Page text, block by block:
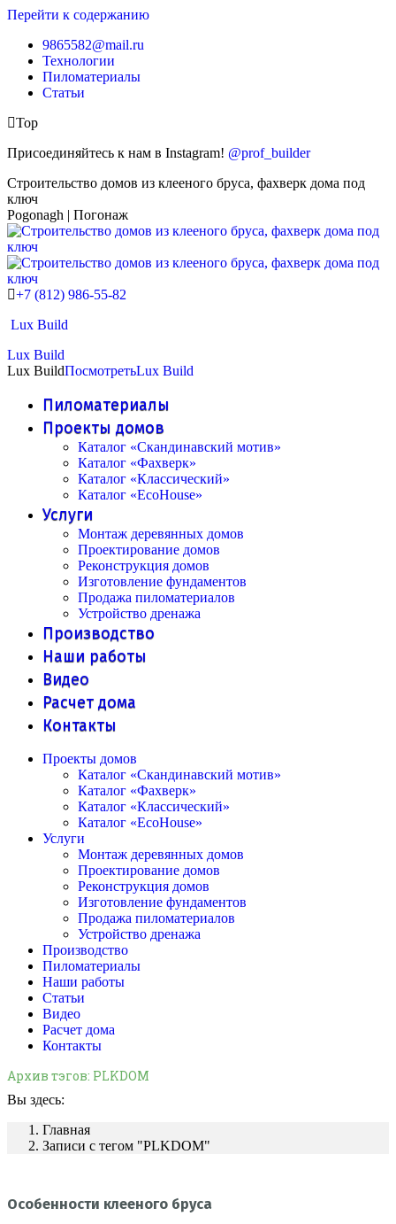
Перейти к содержанию
9865582@mail.ru
Технологии
Пиломатериалы
Статьи
Top
Присоединяйтесь к нам в Instagram! @prof_builder
Строительство домов из клееного бруса, фахверк дома под
ключ
Pogonagh | Погонаж
+7 (812) 986-55-82
Lux Build
Lux Build
Lux BuildПосмотретьLux Build
Пиломатериалы
Проекты домов
Каталог «Скандинавский мотив»
Каталог «Фахверк»
Каталог «Классический»
Каталог «EcoHouse»
Услуги
Монтаж деревянных домов
Проектирование домов
Реконструкция домов
Изготовление фундаментов
Продажа пиломатериалов
Устройство дренажа
Производство
Наши работы
Видео
Расчет дома
Контакты
Проекты домов
Каталог «Скандинавский мотив»
Каталог «Фахверк»
Каталог «Классический»
Каталог «EcoHouse»
Услуги
Монтаж деревянных домов
Проектирование домов
Реконструкция домов
Изготовление фундаментов
Продажа пиломатериалов
Устройство дренажа
Производство
Пиломатериалы
Наши работы
Статьи
Видео
Расчет дома
Контакты
Архив тэгов: PLKDOM
Вы здесь:
Главная
Записи с тегом "PLKDOM"
Особенности клееного бруса